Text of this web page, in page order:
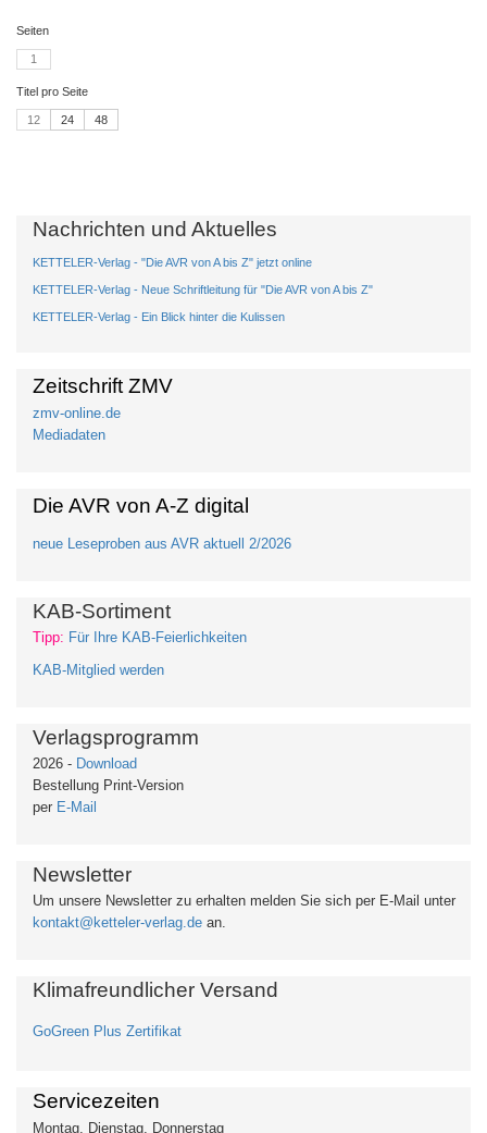
Seiten
1
Titel pro Seite
12 24 48
Nachrichten und Aktuelles
KETTELER-Verlag - "Die AVR von A bis Z" jetzt online
KETTELER-Verlag - Neue Schriftleitung für "Die AVR von A bis Z"
KETTELER-Verlag - Ein Blick hinter die Kulissen
Zeitschrift ZMV
zmv-online.de
Mediadaten
Die AVR von A-Z digital
neue Leseproben aus AVR aktuell 2/2026
KAB-Sortiment
Tipp: Für Ihre KAB-Feierlichkeiten
KAB-Mitglied werden
Verlagsprogramm
2026 - Download
Bestellung Print-Version
per E-Mail
Newsletter
Um unsere Newsletter zu erhalten melden Sie sich per E-Mail unter
kontakt@ketteler-verlag.de an.
Klimafreundlicher Versand
GoGreen Plus Zertifikat
Servicezeiten
Montag, Dienstag, Donnerstag